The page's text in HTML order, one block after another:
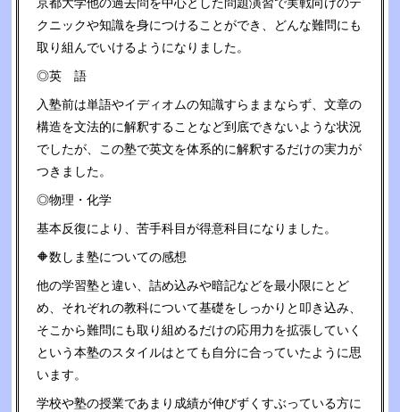
クニックや知識を身につけることができ、どんな難問にも
取り組んでいけるようになりました。
◎英 語
入塾前は単語やイディオムの知識すらままならず、文章の
構造を文法的に解釈することなど到底できないような状況
でしたが、この塾で英文を体系的に解釈するだけの実力が
つきました。
◎物理・化学
基本反復により、苦手科目が得意科目になりました。
🔶数しま塾についての感想
他の学習塾と違い、詰め込みや暗記などを最小限にとど
め、それぞれの教科について基礎をしっかりと叩き込み、
そこから難問にも取り組めるだけの応用力を拡張していく
という本塾のスタイルはとても自分に合っていたように思
います。
学校や塾の授業であまり成績が伸びずくすぶっている方に